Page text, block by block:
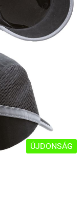
ÚJDONSÁG